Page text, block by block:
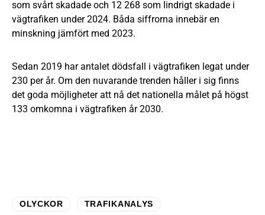
som svårt skadade och 12 268 som lindrigt skadade i
vägtrafiken under 2024. Båda siffrorna innebär en
minskning jämfört med 2023.
Sedan 2019 har antalet dödsfall i vägtrafiken legat under
230 per år. Om den nuvarande trenden håller i sig finns
det goda möjligheter att nå det nationella målet på högst
133 omkomna i vägtrafiken år 2030.
OLYCKOR TRAFIKANALYS